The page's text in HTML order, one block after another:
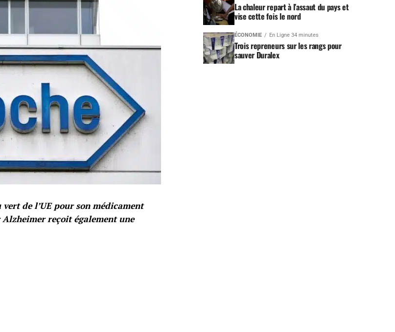
de l’UE pour son médicament
reçoit également une
La chaleur repart à l’assaut du pays et
vise cette fois le nord
ÉCONOMIE En Ligne 34 minutes
Trois repreneurs sur les rangs pour
sauver Duralex